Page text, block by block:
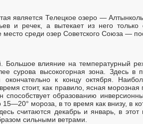
является Телецкое озеро —
и речек, а вытекает из него
среди озер Советского Союза —
Большое влияние на температурный
сурова высокогорная зона. Здесь в
к концу октября.
стоит, как правило, ясная
способствует образованию
мороза, в то время как внизу, в
считаются декабрь и январь, в
сильными ветрами.